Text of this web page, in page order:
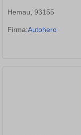
Hemau, 93155
Firma:Autohero